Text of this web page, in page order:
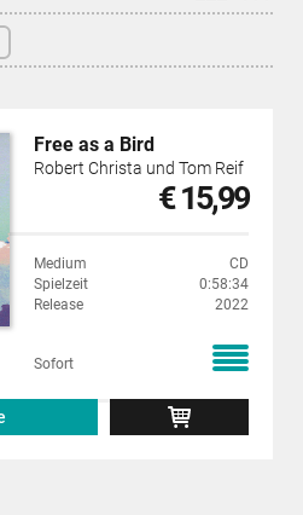
Free as a Bird
Robert Christa und Tom Reif
€ 15,99
Medium
CD
Spielzeit
0:58:34
Release
2022
Sofort